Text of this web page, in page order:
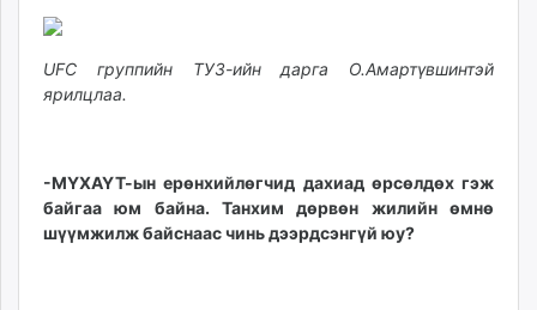
mnb.mn
Livetv.mn
Eguur.mn
eagle.mn
ergelt.mn
zarig.mn
UFC группийн ТУЗ-ийн дарга О.Амартүвшинтэй
ярилцлаа.
-МҮХАҮТ-ын ерөнхийлөгчид дахиад өрсөлдөх гэж
байгаа юм байна. Танхим дөрвөн жилийн өмнө
шүүмжилж байснаас чинь дээрдсэнгүй юу?